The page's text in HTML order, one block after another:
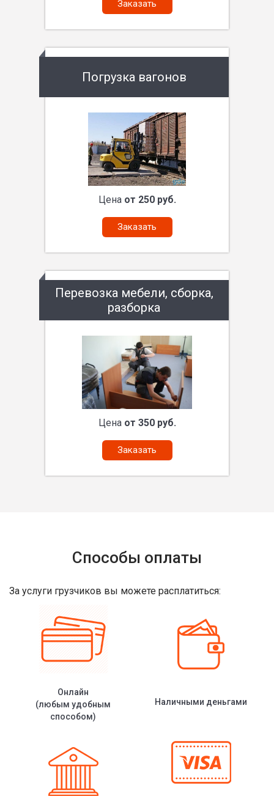
Заказать
Погрузка вагонов
Цена от 250 руб.
Заказать
Перевозка мебели, сборка,
разборка
Цена от 350 руб.
Заказать
Способы оплаты
За услуги грузчиков вы можете расплатиться:
Онлайн
(любым удобным
способом)
Наличными деньгами